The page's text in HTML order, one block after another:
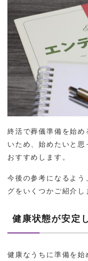
終活で葬儀準備を始
いため、始めたいと
おすすめします。
今後の参考になるよ
グをいくつかご紹介し
健康状態が安定
健康なうちに準備を